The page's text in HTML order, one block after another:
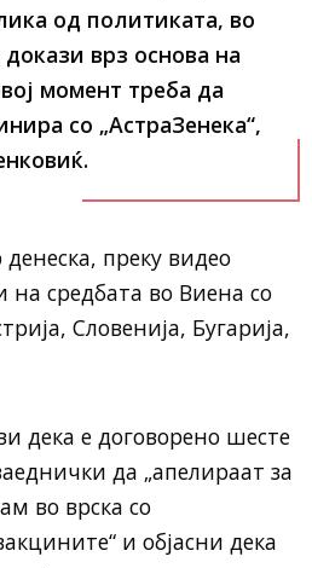
од политиката, во
врз основа на
момент треба да
со „АстраЗенека“,
преку видео
на средбата во Виена со
Словенија, Бугарија,
дека е договорено шесте
да „апелираат за
во врска со
и објасни дека